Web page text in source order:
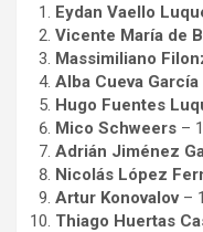
Eydan Vaello
Vicente María de
Massimiliano
Alba Cueva García
Hugo Fuentes
Mico Schweers –
Adrián Jiménez
Nicolás López
Artur Konovalov–
Thiago Huertas